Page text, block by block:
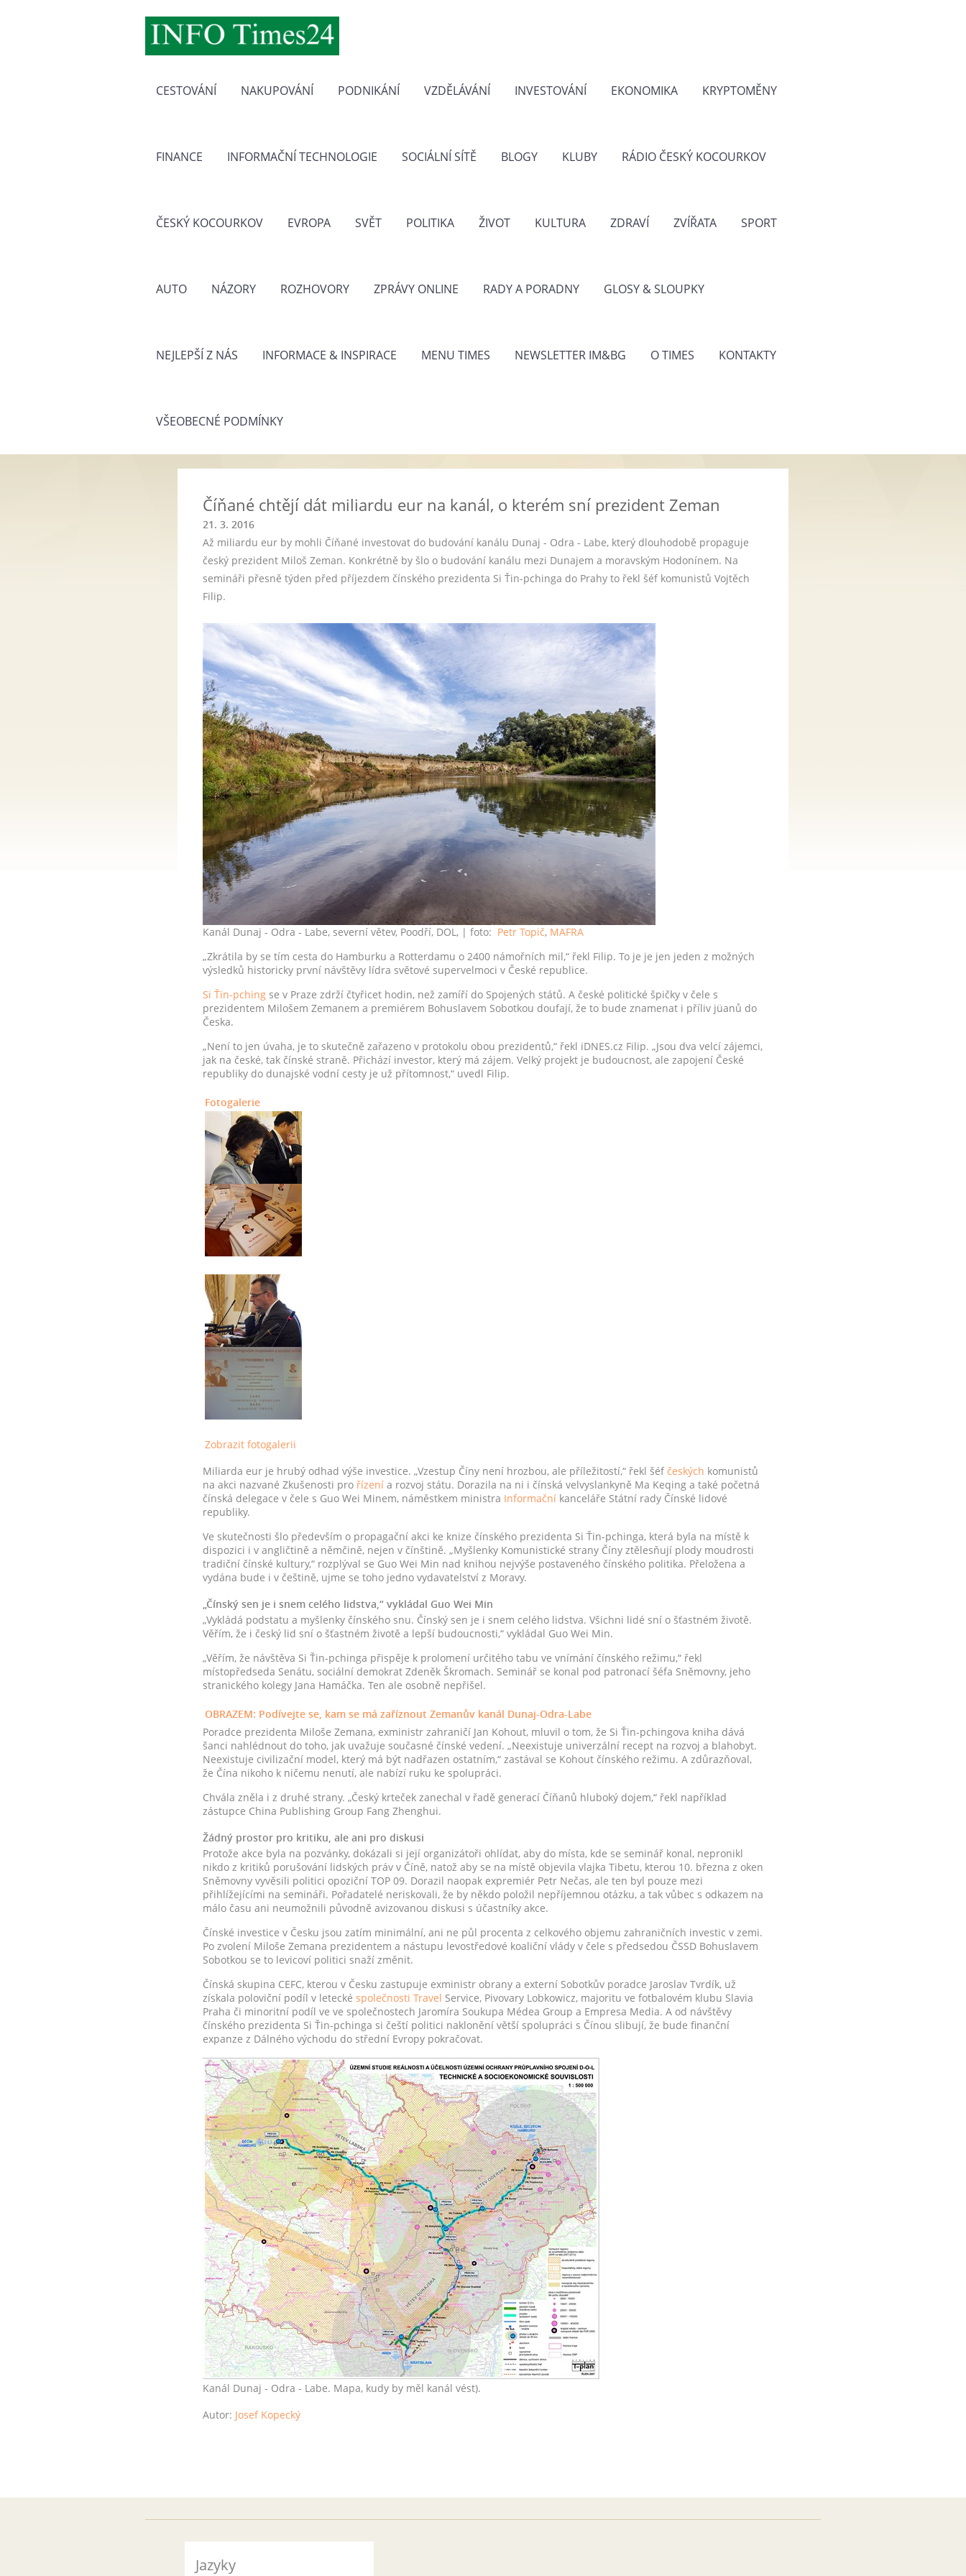
CESTOVÁNÍ NAKUPOVÁNÍ PODNIKÁNÍ VZDĚLÁVÁNÍ INVESTOVÁNÍ EKONOMIKA KRYPTOMĚNY
FINANCE INFORMAČNÍ TECHNOLOGIE SOCIÁLNÍ SÍTĚ BLOGY KLUBY RÁDIO ČESKÝ KOCOURKOV
ČESKÝ KOCOURKOV EVROPA SVĚT POLITIKA ŽIVOT KULTURA ZDRAVÍ ZVÍŘATA SPORT
AUTO NÁZORY ROZHOVORY ZPRÁVY ONLINE RADY A PORADNY GLOSY & SLOUPKY
NEJLEPŠÍ Z NÁS INFORMACE & INSPIRACE MENU TIMES NEWSLETTER IM&BG O TIMES KONTAKTY
VŠEOBECNÉ PODMÍNKY
Číňané chtějí dát miliardu eur na kanál, o kterém sní prezident Zeman
21. 3. 2016
Až miliardu eur by mohli Číňané investovat do budování kanálu Dunaj - Odra - Labe, který dlouhodobě propaguje
český prezident Miloš Zeman. Konkrétně by šlo o budování kanálu mezi Dunajem a moravským Hodonínem. Na
semináři přesně týden před příjezdem čínského prezidenta Si Ťin-pchinga do Prahy to řekl šéf komunistů Vojtěch
Filip.
Kanál Dunaj - Odra - Labe, severní větev, Poodří, DOL, | foto: Petr Topič, MAFRA
„Zkrátila by se tím cesta do Hamburku a Rotterdamu o 2400 námořních mil,“ řekl Filip. To je je jen jeden z možných
výsledků historicky první návštěvy lídra světové supervelmoci v České republice.
Si Ťin-pching se v Praze zdrží čtyřicet hodin, než zamíří do Spojených států. A české politické špičky v čele s
prezidentem Milošem Zemanem a premiérem Bohuslavem Sobotkou doufají, že to bude znamenat i příliv jüanů do
Česka.
„Není to jen úvaha, je to skutečně zařazeno v protokolu obou prezidentů,“ řekl iDNES.cz Filip. „Jsou dva velcí zájemci,
jak na české, tak čínské straně. Přichází investor, který má zájem. Velký projekt je budoucnost, ale zapojení České
republiky do dunajské vodní cesty je už přítomnost,“ uvedl Filip.
Fotogalerie
Zobrazit fotogalerii
Miliarda eur je hrubý odhad výše investice. „Vzestup Číny není hrozbou, ale příležitostí,“ řekl šéf českých komunistů
na akci nazvané Zkušenosti pro řízení a rozvoj státu. Dorazila na ni i čínská velvyslankyně Ma Keqing a také početná
čínská delegace v čele s Guo Wei Minem, náměstkem ministra Informační kanceláře Státní rady Čínské lidové
republiky.
Ve skutečnosti šlo především o propagační akci ke knize čínského prezidenta Si Ťin-pchinga, která byla na místě k
dispozici i v angličtině a němčině, nejen v čínštině. „Myšlenky Komunistické strany Číny ztělesňují plody moudrosti
tradiční čínské kultury,“ rozplýval se Guo Wei Min nad knihou nejvýše postaveného čínského politika. Přeložena a
vydána bude i v češtině, ujme se toho jedno vydavatelství z Moravy.
„Čínský sen je i snem celého lidstva,“ vykládal Guo Wei Min
„Vykládá podstatu a myšlenky čínského snu. Čínský sen je i snem celého lidstva. Všichni lidé sní o šťastném životě.
Věřím, že i český lid sní o šťastném životě a lepší budoucnosti,“ vykládal Guo Wei Min.
„Věřím, že návštěva Si Ťin-pchinga přispěje k prolomení určitého tabu ve vnímání čínského režimu,“ řekl
místopředseda Senátu, sociální demokrat Zdeněk Škromach. Seminář se konal pod patronací šéfa Sněmovny, jeho
stranického kolegy Jana Hamáčka. Ten ale osobně nepřišel.
OBRAZEM: Podívejte se, kam se má zaříznout Zemanův kanál Dunaj-Odra-Labe
Poradce prezidenta Miloše Zemana, exministr zahraničí Jan Kohout, mluvil o tom, že Si Ťin-pchingova kniha dává
šanci nahlédnout do toho, jak uvažuje současné čínské vedení. „Neexistuje univerzální recept na rozvoj a blahobyt.
Neexistuje civilizační model, který má být nadřazen ostatním,“ zastával se Kohout čínského režimu. A zdůrazňoval,
že Čína nikoho k ničemu nenutí, ale nabízí ruku ke spolupráci.
Chvála zněla i z druhé strany. „Český krteček zanechal v řadě generací Číňanů hluboký dojem,“ řekl například
zástupce China Publishing Group Fang Zhenghui.
Žádný prostor pro kritiku, ale ani pro diskusi
Protože akce byla na pozvánky, dokázali si její organizátoři ohlídat, aby do místa, kde se seminář konal, nepronikl
nikdo z kritiků porušování lidských práv v Číně, natož aby se na místě objevila vlajka Tibetu, kterou 10. března z oken
Sněmovny vyvěsili politici opoziční TOP 09. Dorazil naopak expremiér Petr Nečas, ale ten byl pouze mezi
přihlížejícími na semináři. Pořadatelé neriskovali, že by někdo položil nepříjemnou otázku, a tak vůbec s odkazem na
málo času ani neumožnili původně avizovanou diskusi s účastníky akce.
Čínské investice v Česku jsou zatím minimální, ani ne půl procenta z celkového objemu zahraničních investic v zemi.
Po zvolení Miloše Zemana prezidentem a nástupu levostředové koaliční vlády v čele s předsedou ČSSD Bohuslavem
Sobotkou se to levicoví politici snaží změnit.
Čínská skupina CEFC, kterou v Česku zastupuje exministr obrany a externí Sobotkův poradce Jaroslav Tvrdík, už
získala poloviční podíl v letecké společnosti Travel Service, Pivovary Lobkowicz, majoritu ve fotbalovém klubu Slavia
Praha či minoritní podíl ve ve společnostech Jaromíra Soukupa Médea Group a Empresa Media. A od návštěvy
čínského prezidenta Si Ťin-pchinga si čeští politici naklonění větší spolupráci s Čínou slibují, že bude finanční
expanze z Dálného východu do střední Evropy pokračovat.
Kanál Dunaj - Odra - Labe. Mapa, kudy by měl kanál vést).
Autor: Josef Kopecký
Jazyky